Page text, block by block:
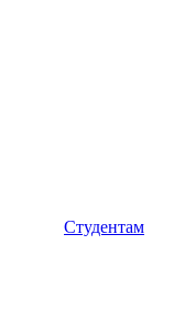
Студентам